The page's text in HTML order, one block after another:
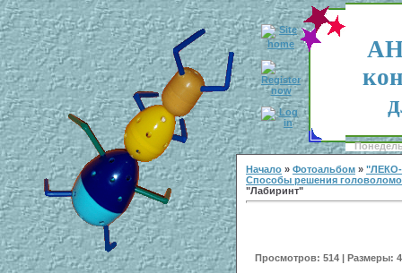
Начало » Фотоальбом »
Способы решения
"Лабиринт"
Просмотров: 514 | Размеры: